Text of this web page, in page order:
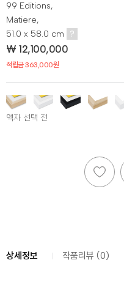
99 Editions,
Matiere,
51.0 x 58.0 cm
?
₩12,100,000
적립금 363,000원
액자 선택 전
상세정보 작품리뷰 (0)